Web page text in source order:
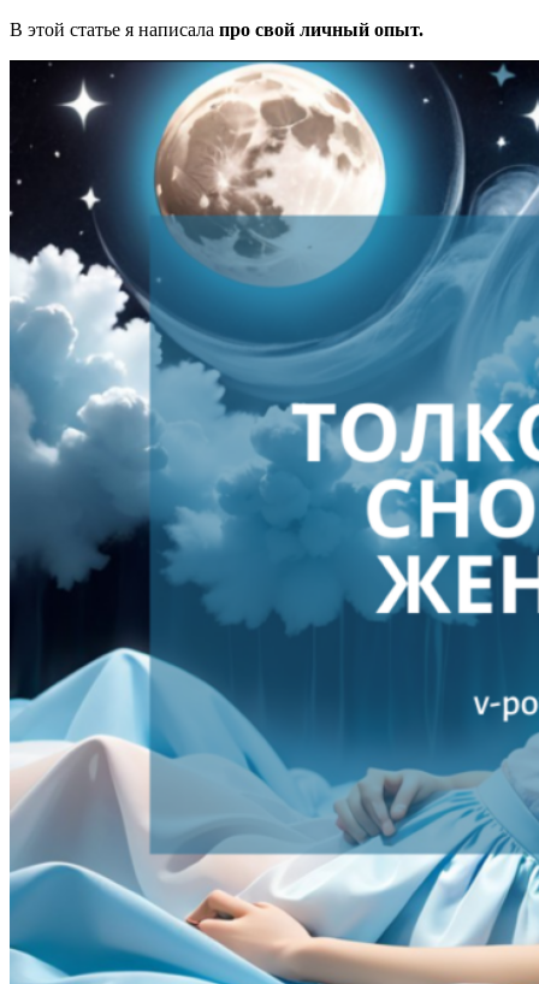
В этой статье я написала про свой личный опыт.